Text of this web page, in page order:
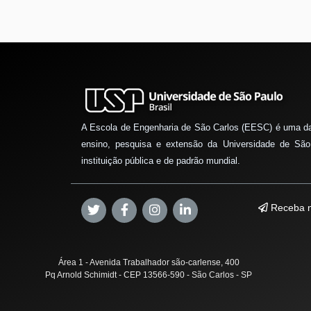
A Escola de Engenharia de São Carlos (EESC) é uma
ensino, pesquisa e extensão da Universidade de
instituição pública e de padrão mundial.
Receba
Área 1 - Avenida Trabalhador são-carlense, 400
Pq Arnold Schimidt - CEP 13566-590 - São Carlos - SP